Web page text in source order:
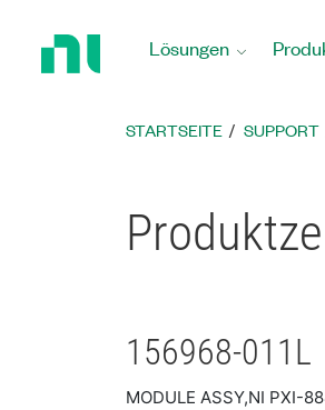
Startseite
Lösungen
STARTSEITE SUPPORT
156968-011L
MODULE ASSY,NI PXI-